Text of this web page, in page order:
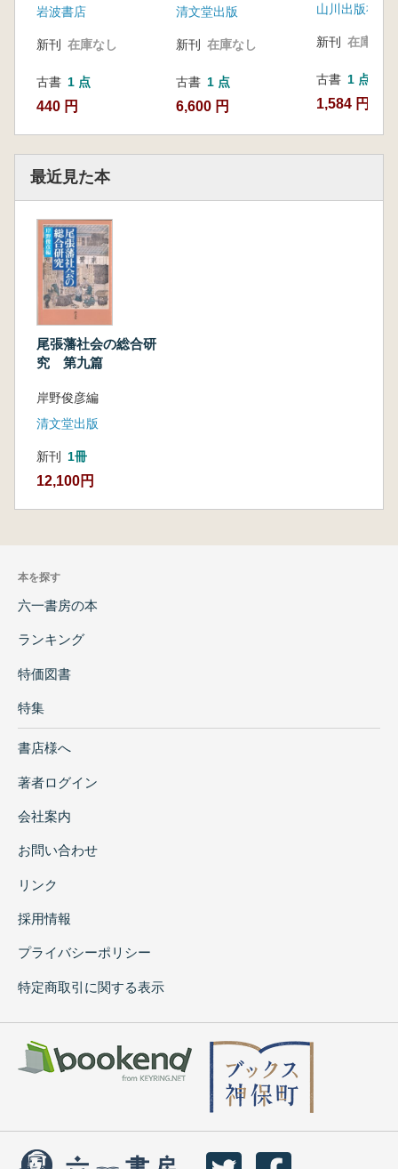
岩波書店
新刊 在庫なし
古書 1 点
440 円
清文堂出版
新刊 在庫なし
古書 1 点
6,600 円
山川出版社
新刊 在庫なし
古書 1 点
1,584 円
最近見た本
尾張藩社会の総合研
究 第九篇
岸野俊彦編
清文堂出版
新刊 1冊
12,100円
本を探す
六一書房の本
ランキング
特価図書
特集
書店様へ
著者ログイン
会社案内
お問い合わせ
リンク
採用情報
プライバシーポリシー
特定商取引に関する表示